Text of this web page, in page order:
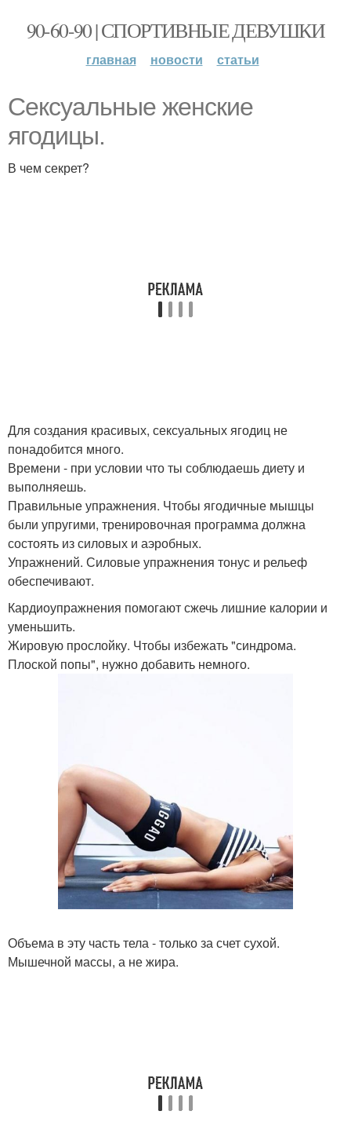
90-60-90 | СПОРТИВНЫЕ ДЕВУШКИ
главная новости статьи
Сексуальные женские
ягодицы.
В чем секрет?
Для создания красивых, сексуальных ягодиц не
понадобится много.
Времени - при условии что ты соблюдаешь диету и
выполняешь.
Правильные упражнения. Чтобы ягодичные мышцы
были упругими, тренировочная программа должна
состоять из силовых и аэробных.
Упражнений. Силовые упражнения тонус и рельеф
обеспечивают.
Кардиоупражнения помогают сжечь лишние калории и
уменьшить.
Жировую прослойку. Чтобы избежать "синдрома.
Плоской попы", нужно добавить немного.
Объема в эту часть тела - только за счет сухой.
Мышечной массы, а не жира.